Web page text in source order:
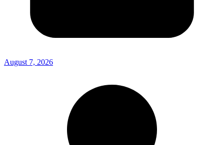
August 7, 2026